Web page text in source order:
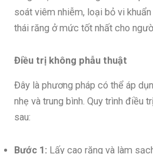
soát viêm nhiễm, loại bỏ vi
thái răng ở mức tốt nhất cho
Điều trị không phẫu thuật
Đây là phương pháp có thể áp
nhẹ và trung bình. Quy trình điều
sau:
Bước 1: Lấy cao răng và làm